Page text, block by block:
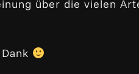
über die vielen